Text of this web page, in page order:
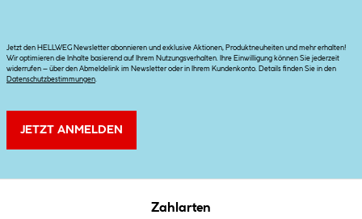
Jetzt den HELLWEG Newsletter abonnieren und exklusive Aktionen, Produktneuheiten und mehr erhalten!
Wir optimieren die Inhalte basierend auf Ihrem Nutzungsverhalten. Ihre Einwilligung können Sie jederzeit
widerrufen – über den Abmeldelink im Newsletter oder in Ihrem Kundenkonto. Details finden Sie in den
Datenschutzbestimmungen
JETZT ANMELDEN
Zahlarten